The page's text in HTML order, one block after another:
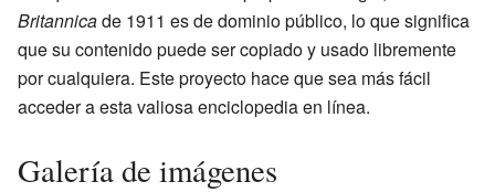
Britannicade 1911 es de dominio público, lo que significa
que su contenido puede ser copiado y usado libremente
por cualquiera. Este proyecto hace que sea más fácil
acceder a esta valiosa enciclopedia en línea.
Galería de imágenes